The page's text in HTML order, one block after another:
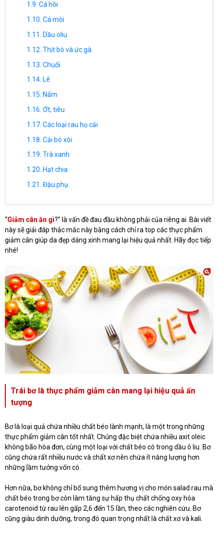
Cá hồi
Cá mòi
Dầu oliu
Thịt bò và ức gà
Chuối
Lê
Nấm
Ớt, tiêu
Các loại rau họ cải
Cải bó xôi
Trà xanh
Hạt chia
Đậu phụ
“Giảm cân ăn gì?” là vấn đề đau đầu không phải của riêng ai. Bài viết
này sẽ giải đáp thắc mắc này bằng cách chỉ ra top các thực phẩm
giảm cân giúp da đẹp dáng xinh mang lại hiệu quả nhất. Hãy đọc tiếp
nhé!
Trái bơ là thực phẩm giảm cân mang lại hiệu quả ấn
tượng
Bơ là loại quả chứa nhiều chất béo lành mạnh, là một trong những
thực phẩm giảm cân tốt nhất. Chúng đặc biệt chứa nhiều axit oleic
không bão hòa đơn, cùng một loại với chất béo có trong dầu ô liu. Bơ
cũng chứa rất nhiều nước và chất xơ nên chứa ít năng lượng hơn
những lầm tưởng vốn có.
Hơn nữa, bơ không chỉ bổ sung thêm hương vị cho món salad rau mà
chất béo trong bơ còn làm tăng sự hấp thụ chất chống oxy hóa
carotenoid từ rau lên gấp 2,6 đến 15 lần, theo các nghiên cứu. Bơ
cũng giàu dinh dưỡng, trong đó quan trọng nhất là chất xơ và kali.